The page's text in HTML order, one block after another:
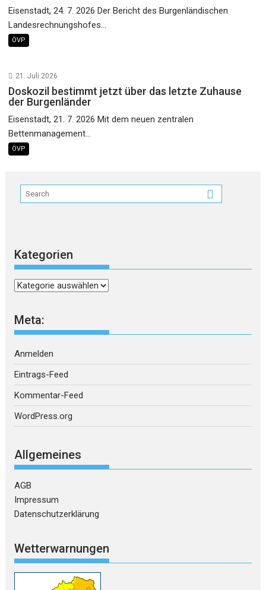
Eisenstadt, 24. 7. 2026 Der Bericht des Burgenländischen
Landesrechnungshofes...
ÖVP
21. Juli 2026
Doskozil bestimmt jetzt über das letzte Zuhause
der Burgenländer
Eisenstadt, 21. 7. 2026 Mit dem neuen zentralen
Bettenmanagement...
ÖVP
Kategorien
Kategorien
Meta:
Anmelden
Eintrags-Feed
Kommentar-Feed
WordPress.org
Allgemeines
AGB
Impressum
Datenschutzerklärung
Wetterwarnungen